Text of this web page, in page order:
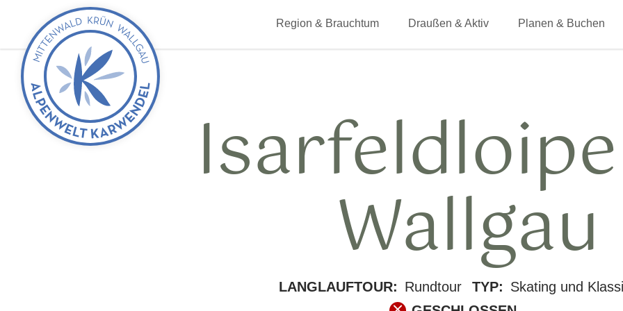
Region & Brauchtum Draußen & Aktiv Planen & Buchen
zurück
zur
Startseite
Wallgau
LANGLAUFTOUR: Rundtour TYP: Skating und